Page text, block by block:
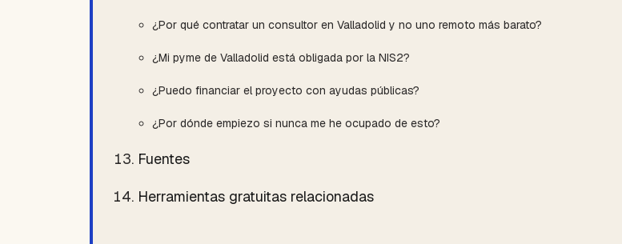
¿Por qué contratar un consultor en Valladolid y no uno remoto más barato?
¿Mi pyme de Valladolid está obligada por la NIS2?
¿Puedo financiar el proyecto con ayudas públicas?
¿Por dónde empiezo si nunca me he ocupado de esto?
Fuentes
Herramientas gratuitas relacionadas